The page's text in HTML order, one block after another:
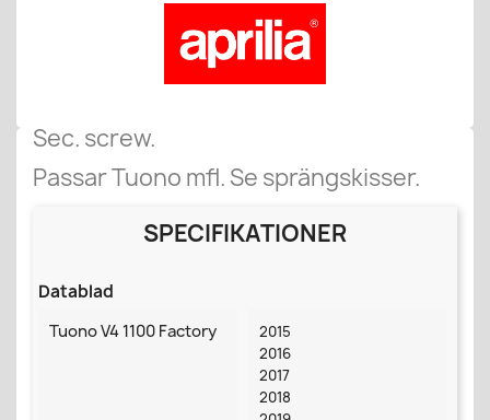
Sec. screw.
Passar Tuono mfl. Se sprängskisser.
SPECIFIKATIONER
Datablad
Tuono V4 1100 Factory
2015
2016
2017
2018